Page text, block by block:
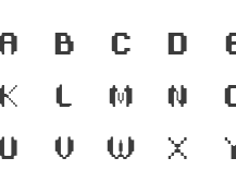
B C D
L M N
V W X
าษา คือ เครื่อ
วามเป็นชาติด
ครื่องมือสำคัญ